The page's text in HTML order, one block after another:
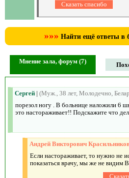
»»» Найти ещё ответы в
Мнение зала, форум (7)
Сергей | (Муж., 38 лет, Молодечно,
порезол ногу . В больнице наложили 6
это настораживает!! Подскажите что
Андрей Викторович
Если настораживает, то нужно не
показаться врачу, мы же не видим